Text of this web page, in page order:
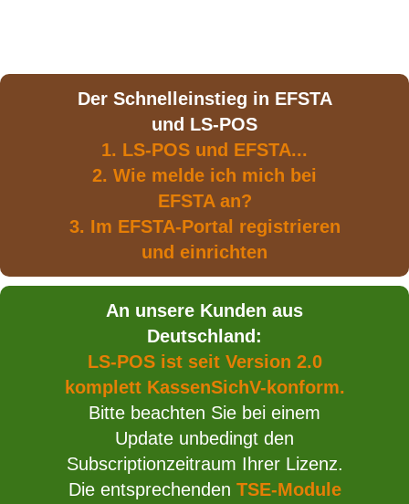
Der Schnelleinstieg in EFSTA
und LS-POS
1. LS-POS und EFSTA...
2. Wie melde ich mich bei
EFSTA an?
3. Im EFSTA-Portal registrieren
und einrichten
An unsere Kunden aus
Deutschland:
LS-POS ist seit Version 2.0
komplett KassenSichV-konform.
Bitte beachten Sie bei einem
Update unbedingt den
Subscriptionzeitraum Ihrer Lizenz.
Die entsprechenden TSE-Module